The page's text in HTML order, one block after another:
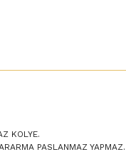
KOLYE.
PASLANMAZ YAPMAZ.